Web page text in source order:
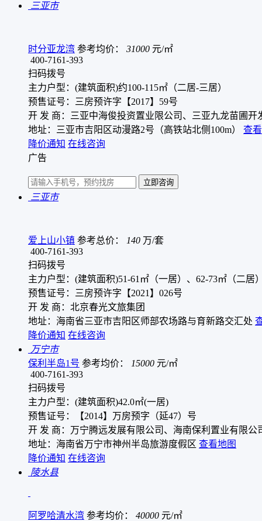
三亚市
时分亚龙湾 参考均价： 31000 元/㎡
400-7161-393
扫码拨号
主力户型：(建筑面积)约100-115㎡（二居-三居）
预售证号：三房预许字【2017】59号
开 发 商：三亚中海俊投资置业限公司、三亚九龙苗圃开
地址：三亚市吉阳区动漫路2号（高铁站北侧100m）
查
降价通知 在线咨询
广告
三亚市
爱上山小镇 参考总价： 140 万/套
400-7161-393
扫码拨号
主力户型：(建筑面积)51-61㎡（一居）、62-73㎡（二居
预售证号：三房预许字【2021】026号
开 发 商：北京春光文旅集团
地址：海南省三亚市吉阳区师部农场路与育新路交汇处
降价通知 在线咨询
万宁市
保利半岛1号 参考均价： 15000 元/㎡
400-7161-393
扫码拨号
主力户型：(建筑面积)42.0㎡(一居)
预售证号：【2014】万房预字（延47）号
开 发 商：万宁腾远发展有限公司、海南保利置业有限公
地址：海南省万宁市神州半岛旅游度假区 查看地图
降价通知 在线咨询
陵水县
阿罗哈清水湾 参考均价： 40000 元/㎡